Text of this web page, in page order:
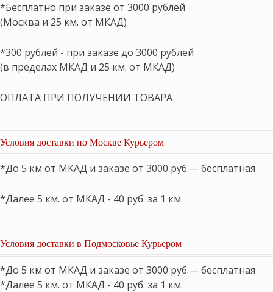
*Бесплатно при заказе от 3000 рублей
(Москва и 25 км. от МКАД)
*300 рублей - при заказе до 3000 рублей
(в пределах МКАД и 25 км. от МКАД)
ОПЛАТА ПРИ ПОЛУЧЕНИИ ТОВАРА
Условия доставки по Москве Курьером
*До 5 км от МКАД и заказе от 3000 руб.— бесплатная
*Далее 5 км. от МКАД - 40 руб. за 1 км.
Условия доставки в Подмосковье Курьером
*До 5 км от МКАД и заказе от 3000 руб.— бесплатная
*Далее 5 км. от МКАД - 40 руб. за 1 км.